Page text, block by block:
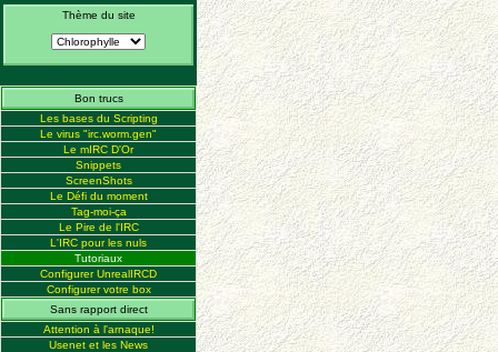
Thème du site
Bon trucs
Les bases du Scripting
Le virus "irc.worm.gen"
Le mIRC D'Or
Snippets
ScreenShots
Le Défi du moment
Tag-moi-ça
Le Pire de l'IRC
L'IRC pour les nuls
Tutoriaux
Configurer UnrealIRCD
Configurer votre box
Sans rapport direct
Attention à l'arnaque!
Usenet et les News